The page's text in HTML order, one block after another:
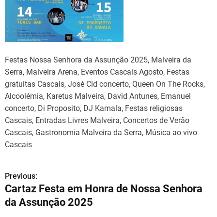
Festas Nossa Senhora da Assunção 2025, Malveira da
Serra, Malveira Arena, Eventos Cascais Agosto, Festas
gratuitas Cascais, José Cid concerto, Queen On The Rocks,
Alcoolémia, Karetus Malveira, David Antunes, Emanuel
concerto, Di Proposito, DJ Kamala, Festas religiosas
Cascais, Entradas Livres Malveira, Concertos de Verão
Cascais, Gastronomia Malveira da Serra, Música ao vivo
Cascais
N
a
Previous:
Cartaz Festa em Honra de Nossa Senhora
da Assunção 2025